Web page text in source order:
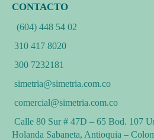
CONTACTO
(604) 448 54 02
310 417 8020
300 7232181
simetria@simetria.com.co
comercial@simetria.com.co
Calle 80 Sur # 47D – 65 Bod. 107
Holanda Sabaneta, Antioquia –